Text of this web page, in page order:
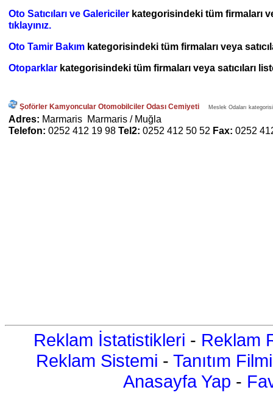
Oto Satıcıları ve Galericiler kategorisindeki tüm firmaları
tıklayınız.
Oto Tamir Bakım kategorisindeki tüm firmaları veya
Otoparklar kategorisindeki tüm firmaları veya satıcıları
Şoförler Kamyoncular Otomobilciler Odası Cemiyeti Meslek Odaları
Adres: Marmaris Marmaris / Muğla
Telefon: 0252 412 19 98 Tel2: 0252 412 50 52 Fax: 0252
Reklam İstatistikleri - Reklam
Reklam Sistemi - Tanıtım Filmi
Anasayfa Yap -